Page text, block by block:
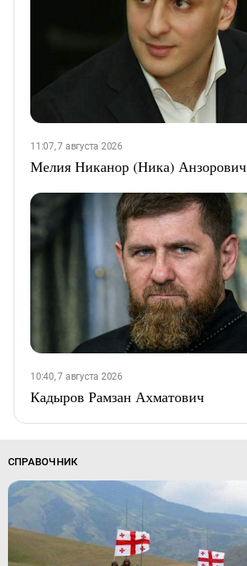
11:07, 7 августа 2026
Мелия Никанор (Ника) Анзорович
10:40, 7 августа 2026
Кадыров Рамзан Ахматович
СПРАВОЧНИК